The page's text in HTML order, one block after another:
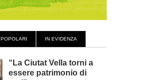
POPOLARI IN EVIDENZA
“La Ciutat Vella torni a
essere patrimonio di